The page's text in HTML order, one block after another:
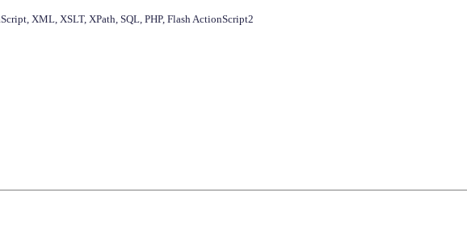
XML, XSLT, XPath, SQL, PHP, Flash ActionScript2